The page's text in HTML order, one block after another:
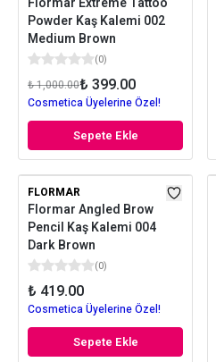
Powder Kaş Kalemi 002
Medium Brown
(0)
₺ 1,000.00₺ 399.00
Cosmetica Üyelerine Özel!
Sepete Ekle
FLORMAR
Flormar Angled Brow
Pencil Kaş Kalemi 004
Dark Brown
(0)
₺ 419.00
Cosmetica Üyelerine Özel!
Sepete Ekle